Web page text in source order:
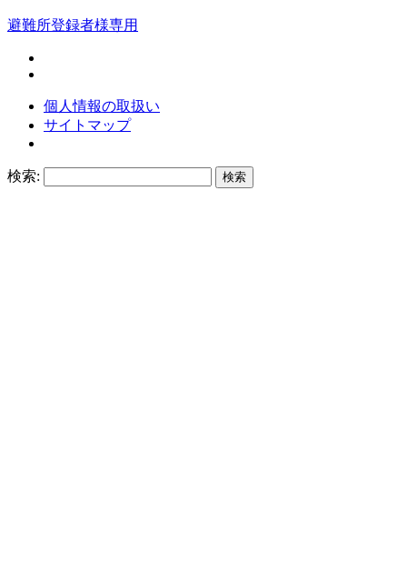
避難所登録者様専用
個人情報の取扱い
サイトマップ
検索: